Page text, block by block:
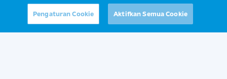
Ibu ingin konsultasi?
Yuk, tanyakan ke Sahabat Ibu Prima
Pengaturan Cookie Aktifkan Semua Cookie